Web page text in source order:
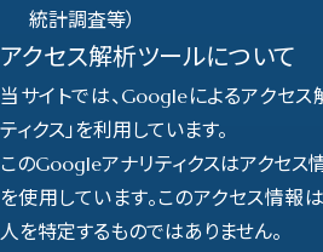
統計調査等）
アクセス解析ツールについて
当サイトでは、Googleによるアクセ
ティクス」を利用しています。
このGoogleアナリティクスはアクセ
を使用しています。このアクセス情報
人を特定するものではありません。